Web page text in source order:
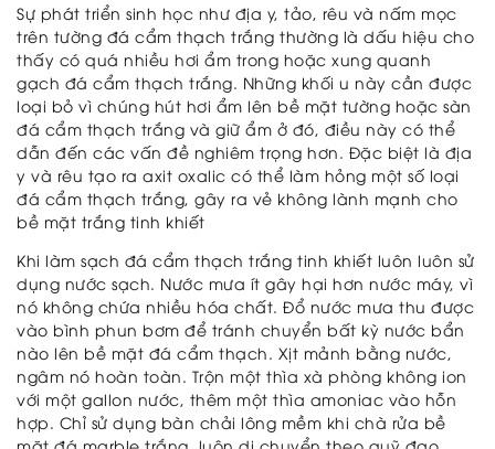
Sự phát triển sinh học như địa y, tảo, rêu và nấm mọc
trên tường đá cẩm thạch trắng thường là dấu hiệu cho
thấy có quá nhiều hơi ẩm trong hoặc xung quanh
gạch đá cẩm thạch trắng. Những khối u này cần được
loại bỏ vì chúng hút hơi ẩm lên bề mặt tường hoặc sàn
đá cẩm thạch trắng và giữ ẩm ở đó, điều này có thể
dẫn đến các vấn đề nghiêm trọng hơn. Đặc biệt là địa
y và rêu tạo ra axit oxalic có thể làm hỏng một số loại
đá cẩm thạch trắng, gây ra vẻ không lành mạnh cho
bề mặt trắng tinh khiết
Khi làm sạch đá cẩm thạch trắng tinh khiết luôn luôn sử
dụng nước sạch. Nước mưa ít gây hại hơn nước máy, vì
nó không chứa nhiều hóa chất. Đổ nước mưa thu được
vào bình phun bơm để tránh chuyển bất kỳ nước bẩn
nào lên bề mặt đá cẩm thạch. Xịt mảnh bằng nước,
ngâm nó hoàn toàn. Trộn một thìa xà phòng không ion
với một gallon nước, thêm một thìa amoniac vào hỗn
hợp. Chỉ sử dụng bàn chải lông mềm khi chà rửa bề